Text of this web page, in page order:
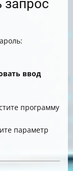
запрос
ввод
программу
параметр